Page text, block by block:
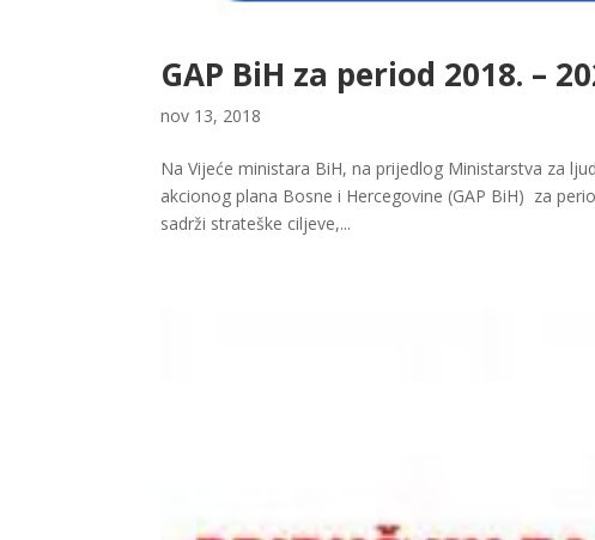
GAP BiH za period 2018. –
nov 13, 2018
Na Vijeće ministara BiH, na prijedlog Ministarstva za
akcionog plana Bosne i Hercegovine (GAP BiH) za
sadrži strateške ciljeve,...